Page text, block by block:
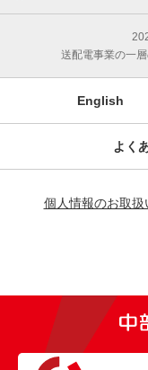
送配電事業の一
English
よく
個人情報のお取扱